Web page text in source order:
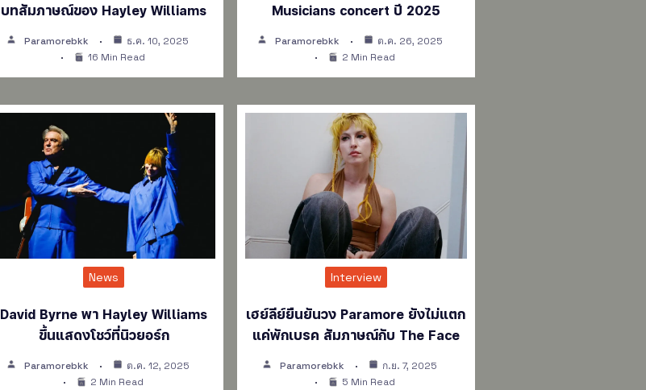
บทสัมภาษณ์ของ Hayley Williams
Paramorebkk
ธ.ค. 10, 2025
16 Min Read
Musicians concert ปี 2025
Paramorebkk
ต.ค. 26, 2025
2 Min Read
News
David Byrne พา Hayley Williams
ขึ้นแสดงโชว์ที่นิวยอร์ก
Paramorebkk
ต.ค. 12, 2025
2 Min Read
Interview
เฮย์ลีย์ยืนยันวง Paramore ยังไม่แตก
แค่พักเบรค สัมภาษณ์กับ The Face
Paramorebkk
ก.ย. 7, 2025
5 Min Read